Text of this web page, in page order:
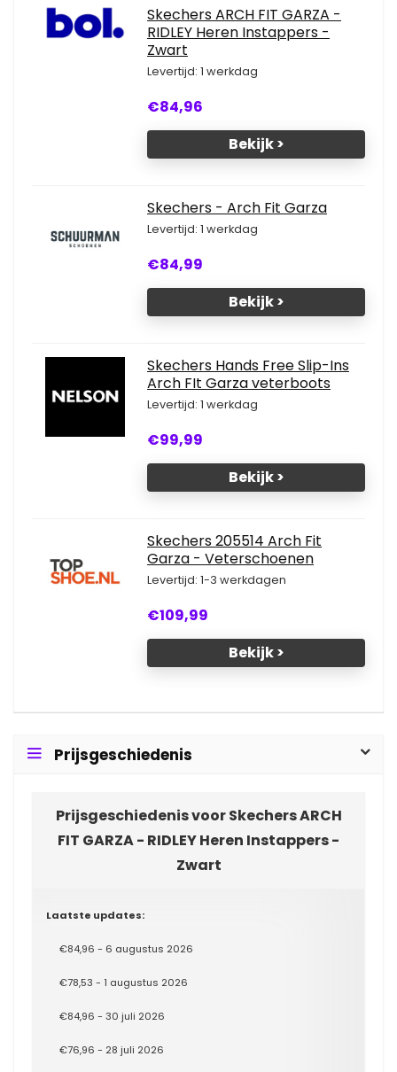
Skechers ARCH FIT GARZA -
RIDLEY Heren Instappers -
Zwart
Levertijd: 1 werkdag
€84,96
Bekijk >
Skechers - Arch Fit Garza
Levertijd: 1 werkdag
€84,99
Bekijk >
Skechers Hands Free Slip-Ins
Arch FIt Garza veterboots
Levertijd: 1 werkdag
€99,99
Bekijk >
Skechers 205514 Arch Fit
Garza - Veterschoenen
Levertijd: 1-3 werkdagen
€109,99
Bekijk >
Prijsgeschiedenis
Prijsgeschiedenis voor Skechers ARCH
FIT GARZA - RIDLEY Heren Instappers -
Zwart
Laatste updates:
€84,96 - 6 augustus 2026
€78,53 - 1 augustus 2026
€84,96 - 30 juli 2026
€76,96 - 28 juli 2026